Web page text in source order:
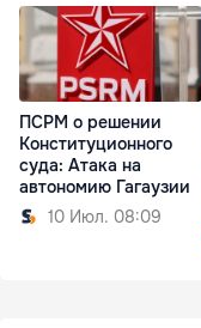
ПСРМ о решении
Конституционного
суда: Атака на
автономию Гагаузии
10 Июл. 08:09